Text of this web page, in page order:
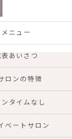
メニュー
表あいさつ
ロンの特徴
ンタイムなし
ベートサロン